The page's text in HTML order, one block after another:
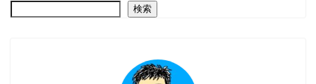
検索